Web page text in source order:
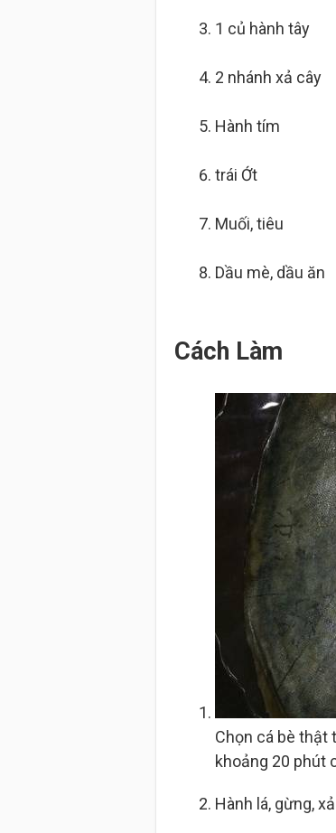
1 củ hành tây
2 nhánh xả cây
Hành tím
trái Ớt
Muối, tiêu
Dầu mè, dầu ăn
Cách Làm
Chọn cá bè thật
khoảng 20 phút
Hành lá, gừng,